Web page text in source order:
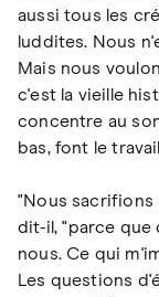
aussi tous les
luddites. Nous
Mais nous
c'est la vieille
concentre au
bas, font le
"Nous sacrifions
dit-il, "parce
nous. Ce qui
Les questions